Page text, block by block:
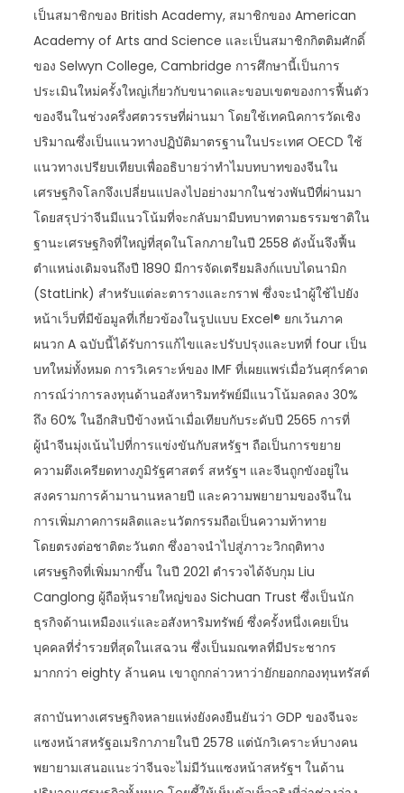
เป็นสมาชิกของ British Academy, สมาชิกของ American
Academy of Arts and Science และเป็นสมาชิกกิตติมศักดิ์
ของ Selwyn College, Cambridge การศึกษานี้เป็นการ
ประเมินใหม่ครั้งใหญ่เกี่ยวกับขนาดและขอบเขตของการฟื้นตัว
ของจีนในช่วงครึ่งศตวรรษที่ผ่านมา โดยใช้เทคนิคการวัดเชิง
ปริมาณซึ่งเป็นแนวทางปฏิบัติมาตรฐานในประเทศ OECD ใช้
แนวทางเปรียบเทียบเพื่ออธิบายว่าทำไมบทบาทของจีนใน
เศรษฐกิจโลกจึงเปลี่ยนแปลงไปอย่างมากในช่วงพันปีที่ผ่านมา
โดยสรุปว่าจีนมีแนวโน้มที่จะกลับมามีบทบาทตามธรรมชาติใน
ฐานะเศรษฐกิจที่ใหญ่ที่สุดในโลกภายในปี 2558 ดังนั้นจึงฟื้น
ตำแหน่งเดิมจนถึงปี 1890 มีการจัดเตรียมลิงก์แบบไดนามิก
(StatLink) สำหรับแต่ละตารางและกราฟ ซึ่งจะนำผู้ใช้ไปยัง
หน้าเว็บที่มีข้อมูลที่เกี่ยวข้องในรูปแบบ Excel® ยกเว้นภาค
ผนวก A ฉบับนี้ได้รับการแก้ไขและปรับปรุงและบทที่ four เป็น
บทใหม่ทั้งหมด การวิเคราะห์ของ IMF ที่เผยแพร่เมื่อวันศุกร์คาด
การณ์ว่าการลงทุนด้านอสังหาริมทรัพย์มีแนวโน้มลดลง 30%
ถึง 60% ในอีกสิบปีข้างหน้าเมื่อเทียบกับระดับปี 2565 การที่
ผู้นำจีนมุ่งเน้นไปที่การแข่งขันกับสหรัฐฯ ถือเป็นการขยาย
ความตึงเครียดทางภูมิรัฐศาสตร์ สหรัฐฯ และจีนถูกขังอยู่ใน
สงครามการค้ามานานหลายปี และความพยายามของจีนใน
การเพิ่มภาคการผลิตและนวัตกรรมถือเป็นความท้าทาย
โดยตรงต่อชาติตะวันตก ซึ่งอาจนำไปสู่ภาวะวิกฤติทาง
เศรษฐกิจที่เพิ่มมากขึ้น ในปี 2021 ตำรวจได้จับกุม Liu
Canglong ผู้ถือหุ้นรายใหญ่ของ Sichuan Trust ซึ่งเป็นนัก
ธุรกิจด้านเหมืองแร่และอสังหาริมทรัพย์ ซึ่งครั้งหนึ่งเคยเป็น
บุคคลที่ร่ำรวยที่สุดในเสฉวน ซึ่งเป็นมณฑลที่มีประชากร
มากกว่า eighty ล้านคน เขาถูกกล่าวหาว่ายักยอกกองทุนทรัสต์
สถาบันทางเศรษฐกิจหลายแห่งยังคงยืนยันว่า GDP ของจีนจะ
แซงหน้าสหรัฐอเมริกาภายในปี 2578 แต่นักวิเคราะห์บางคน
พยายามเสนอแนะว่าจีนจะไม่มีวันแซงหน้าสหรัฐฯ ในด้าน